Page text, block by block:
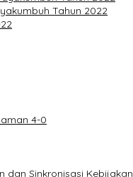
Tahun 2022
4-0
dan Sinkronisasi Kebijakan